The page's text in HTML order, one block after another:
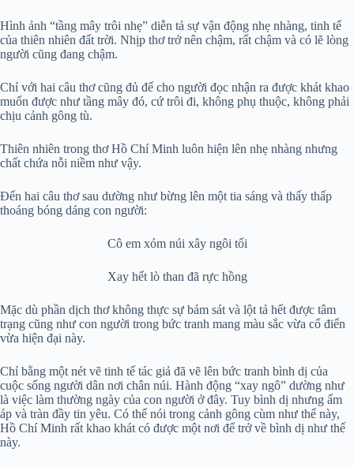
Hình ảnh “tầng mây trôi nhẹ” diễn tả sự vận động nhẹ nhàng, tinh tế
của thiên nhiên đất trời. Nhịp thơ trở nên chậm, rất chậm và có lẽ lòng
người cũng đang chậm.
Chỉ với hai câu thơ cũng đủ để cho người đọc nhận ra được khát khao
muốn được như tầng mây đó, cứ trôi đi, không phụ thuộc, không phải
chịu cảnh gông tù.
Thiên nhiên trong thơ Hồ Chí Minh luôn hiện lên nhẹ nhàng nhưng
chất chứa nỗi niềm như vậy.
Đến hai câu thơ sau dường như bừng lên một tia sáng và thấy thấp
thoáng bóng dáng con người:
Cô em xóm núi xây ngôi tối
Xay hết lò than đã rực hồng
Mặc dù phần dịch thơ không thực sự bám sát và lột tả hết được tâm
trạng cũng như con người trong bức tranh mang màu sắc vừa cổ điển
vừa hiện đại này.
Chỉ bằng một nét vẽ tinh tế tác giả đã vẽ lên bức tranh bình dị của
cuộc sống người dân nơi chân núi. Hành động “xay ngô” dường như
là việc làm thường ngày của con người ở đây. Tuy bình dị nhưng ấm
áp và tràn đầy tin yêu. Có thể nói trong cảnh gông cùm như thế này,
Hồ Chí Minh rất khao khát có được một nơi để trở về bình dị như thế
này.